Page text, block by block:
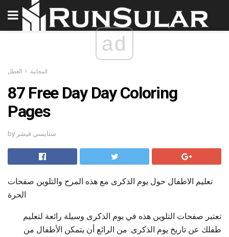
ad
المجانية العطل
87 Free Day Day Coloring
Pages
by ستايسي فيشر
تعليم الاطفال حول يوم الذكرى مع هذه المرح والتلوين صفحات
الحرة
تعتبر صفحات التلوين هذه في يوم الذكرى وسيلة رائعة لتعليم
طفلك عن تاريخ يوم الذكرى. من الرائع أن يتمكن الأطفال من